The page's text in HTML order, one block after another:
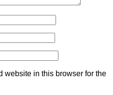
website in this browser for the